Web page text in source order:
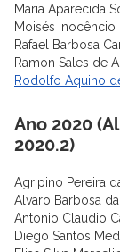
Maria Aparecida
Moisés Inocêncio
Rafael Barbosa
Ramon Sales de
Rodolfo Aquino
Ano 2020
2020.2)
Agripino Pereira
Alvaro Barbosa da
Antonio Claudio
Diego Santos